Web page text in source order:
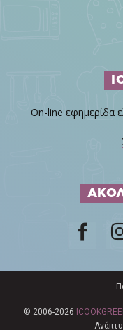
On-line εφημερίδα
© 2006-2026